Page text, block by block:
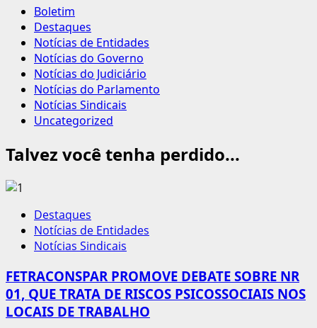
Boletim
Destaques
Notícias de Entidades
Notícias do Governo
Notícias do Judiciário
Notícias do Parlamento
Notícias Sindicais
Uncategorized
Talvez você tenha perdido...
Destaques
Notícias de Entidades
Notícias Sindicais
FETRACONSPAR PROMOVE DEBATE SOBRE NR
01, QUE TRATA DE RISCOS PSICOSSOCIAIS NOS
LOCAIS DE TRABALHO